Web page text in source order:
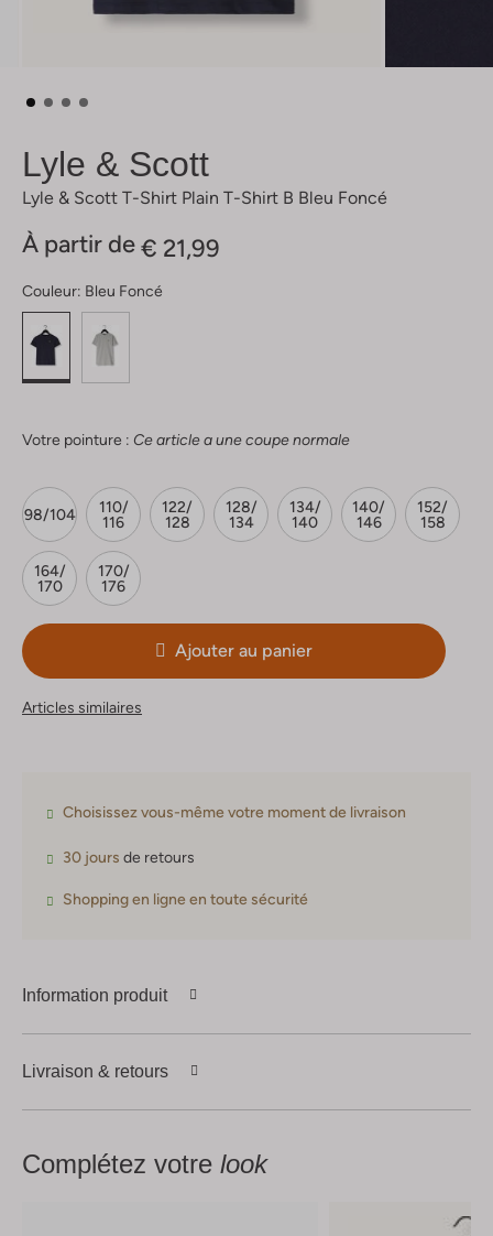
Lyle & Scott
Lyle & Scott T-Shirt Plain T-Shirt B Bleu Foncé
À partir de € 21,99
Couleur: Bleu Foncé
Votre pointure : Ce article a une coupe normale
98/104
110/
116
122/
128
128/
134
134/
140
140/
146
152/
158
164/
170
170/
176
Ajouter au panier
Articles similaires
Choisissez vous-même votre moment de livraison
30 jours de retours
Shopping en ligne en toute sécurité
Information produit
Livraison & retours
Complétez votre look